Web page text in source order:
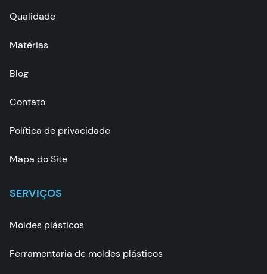
Qualidade
Matérias
Blog
Contato
Política de privacidade
Mapa do Site
SERVIÇOS
Moldes plásticos
Ferramentaria de moldes plásticos